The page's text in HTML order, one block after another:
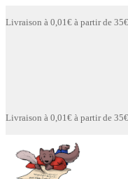
Livraison à 0,01€ à partir de
Livraison à 0,01€ à partir de